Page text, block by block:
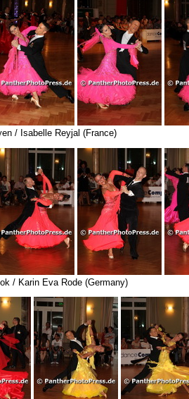
/ Isabelle Reyjal (France)
/ Karin Eva Rode (Germany)